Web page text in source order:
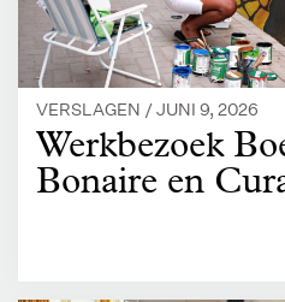
VERSLAGEN /JUNI 9, 2026
Werkbezoek
Bonaire en